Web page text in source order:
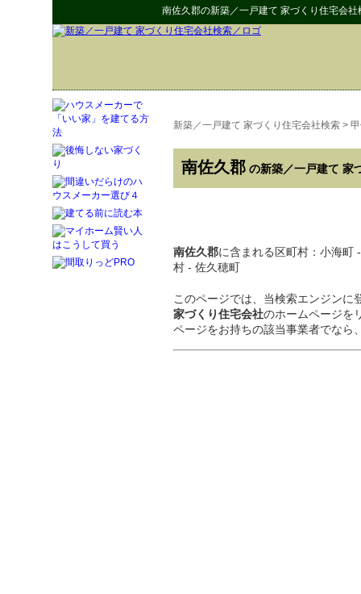
南佐久郡の新築／一戸建て 家づくり住宅会社
新築／一戸建て 家づくり住宅会社検索 >
南佐久郡 の新築／一戸建て 家
南佐久郡に含まれる区町村：小海町
村 - 佐久穂町
このページでは、当検索エンジンに
家づくり住宅会社のホームページを
ページをお持ちの該当事業者でなら